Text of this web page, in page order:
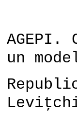
AGEPI.
un